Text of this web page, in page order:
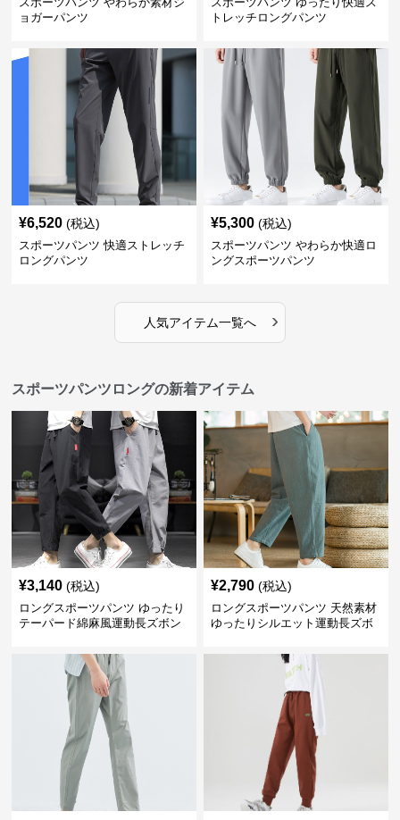
ョガーパンツ
トレッチロングパンツ
¥6,520 (税込)
スポーツパンツ 快適ストレッチ
ロングパンツ
¥5,300 (税込)
スポーツパンツ やわらか快適ロ
ングスポーツパンツ
人気アイテム一覧へ ›
スポーツパンツロングの新着アイテム
¥3,140 (税込)
ロングスポーツパンツ ゆったり
テーパード綿麻風運動長ズボン
¥2,790 (税込)
ロングスポーツパンツ 天然素材
ゆったりシルエット運動長ズボ